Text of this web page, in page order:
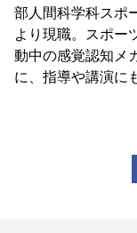
部人間科学科スポ
より現職。スポー
動中の感覚認知メ
に、指導や講演に